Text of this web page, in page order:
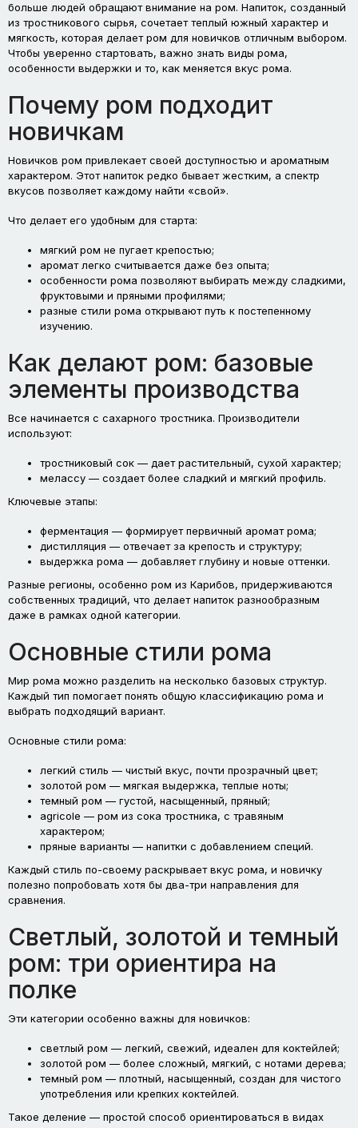
больше людей обращают внимание на ром. Напиток, созданный
из тростникового сырья, сочетает теплый южный характер и
мягкость, которая делает ром для новичков отличным выбором.
Чтобы уверенно стартовать, важно знать виды рома,
особенности выдержки и то, как меняется вкус рома.
Почему ром подходит
новичкам
Новичков ром привлекает своей доступностью и ароматным
характером. Этот напиток редко бывает жестким, а спектр
вкусов позволяет каждому найти «свой».
Что делает его удобным для старта:
мягкий ром не пугает крепостью;
аромат легко считывается даже без опыта;
особенности рома позволяют выбирать между сладкими,
фруктовыми и пряными профилями;
разные стили рома открывают путь к постепенному
изучению.
Как делают ром: базовые
элементы производства
Все начинается с сахарного тростника. Производители
используют:
тростниковый сок — дает растительный, сухой характер;
мелассу — создает более сладкий и мягкий профиль.
Ключевые этапы:
ферментация — формирует первичный аромат рома;
дистилляция — отвечает за крепость и структуру;
выдержка рома — добавляет глубину и новые оттенки.
Разные регионы, особенно ром из Карибов, придерживаются
собственных традиций, что делает напиток разнообразным
даже в рамках одной категории.
Основные стили рома
Мир рома можно разделить на несколько базовых структур.
Каждый тип помогает понять общую классификацию рома и
выбрать подходящий вариант.
Основные стили рома:
легкий стиль — чистый вкус, почти прозрачный цвет;
золотой ром — мягкая выдержка, теплые ноты;
темный ром — густой, насыщенный, пряный;
agricole — ром из сока тростника, с травяным
характером;
пряные варианты — напитки с добавлением специй.
Каждый стиль по-своему раскрывает вкус рома, и новичку
полезно попробовать хотя бы два-три направления для
сравнения.
Светлый, золотой и темный
ром: три ориентира на
полке
Эти категории особенно важны для новичков:
светлый ром — легкий, свежий, идеален для коктейлей;
золотой ром — более сложный, мягкий, с нотами дерева;
темный ром — плотный, насыщенный, создан для чистого
употребления или крепких коктейлей.
Такое деление — простой способ ориентироваться в видах